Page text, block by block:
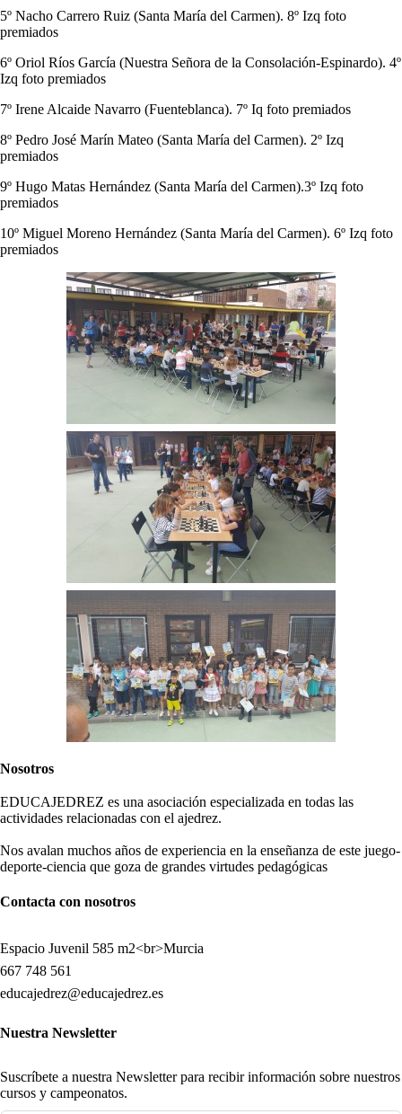
5º Nacho Carrero Ruiz (Santa María del Carmen). 8º Izq foto
premiados
6º Oriol Ríos García (Nuestra Señora de la Consolación-Espinardo). 4º
Izq foto premiados
7º Irene Alcaide Navarro (Fuenteblanca). 7º Iq foto premiados
8º Pedro José Marín Mateo (Santa María del Carmen). 2º Izq
premiados
9º Hugo Matas Hernández (Santa María del Carmen).3º Izq foto
premiados
10º Miguel Moreno Hernández (Santa María del Carmen). 6º Izq foto
premiados
Nosotros
EDUCAJEDREZ es una asociación especializada en todas las
actividades relacionadas con el ajedrez.
Nos avalan muchos años de experiencia en la enseñanza de este juego-
deporte-ciencia que goza de grandes virtudes pedagógicas
Contacta con nosotros
Espacio Juvenil 585 m2<br>Murcia
667 748 561
educajedrez@educajedrez.es
Nuestra Newsletter
Suscríbete a nuestra Newsletter para recibir información sobre nuestros
cursos y campeonatos.